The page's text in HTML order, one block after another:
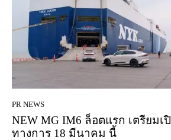
PR NEWS
NEW MG IM6 ล็อตแรก เตรียมเ
ทางการ 18 มีนาคม นี้